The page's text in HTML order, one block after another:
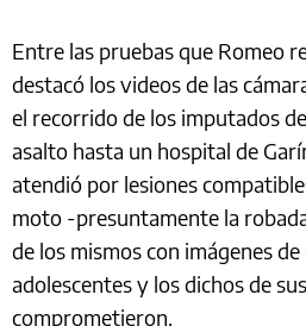
Entre las pruebas que Romeo
destacó los videos de las
el recorrido de los imputados
asalto hasta un hospital de
atendió por lesiones
moto -presuntamente la
de los mismos con imágenes
adolescentes y los dichos de
comprometieron.